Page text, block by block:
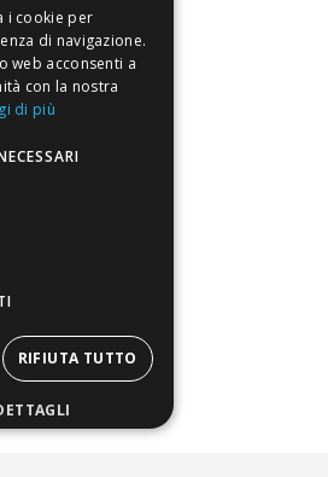
i cookie per
di navigazione.
web acconsenti a
con la nostra
di più
RIFIUTA TUTTO